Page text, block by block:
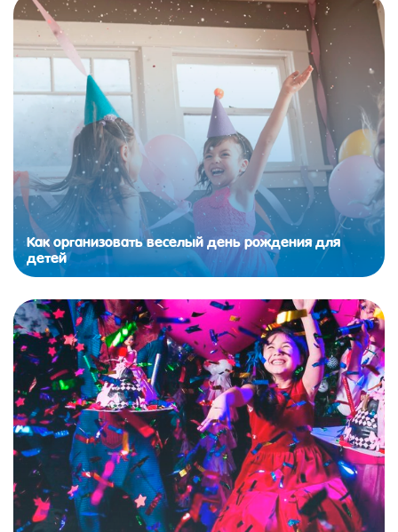
Как организовать веселый день рождения для
детей